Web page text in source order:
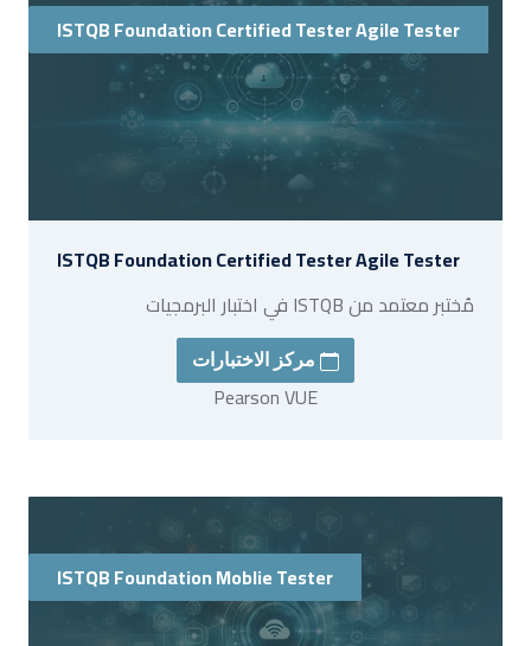
ISTQB Foundation Certified Tester Agile Tester
ISTQB Foundation Certified Tester Agile Tester
مُختبر معتمد من ISTQB في اختبار البرمجيات
مركز الاختبارات
Pearson VUE
ISTQB Foundation Moblie Tester